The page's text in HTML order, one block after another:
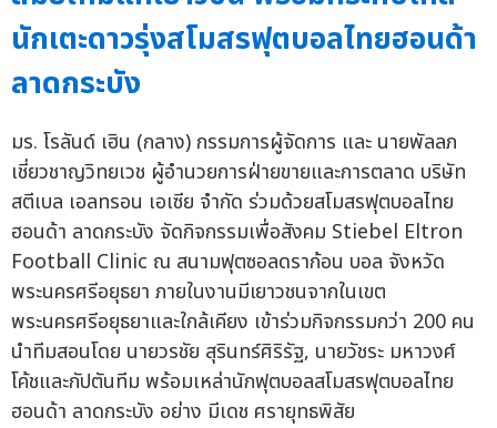
นักเตะดาวรุ่งสโมสรฟุตบอลไทยฮอนด้า
ลาดกระบัง
มร. โรลันด์ เฮิน (กลาง) กรรมการผู้จัดการ และ นายพัลลภ
เชี่ยวชาญวิทยเวช ผู้อำนวยการฝ่ายขายและการตลาด บริษัท
สตีเบล เอลทรอน เอเซีย จำกัด ร่วมด้วยสโมสรฟุตบอลไทย
ฮอนด้า ลาดกระบัง จัดกิจกรรมเพื่อสังคม Stiebel Eltron
Football Clinic ณ สนามฟุตซอลดราก้อน บอล จังหวัด
พระนครศรีอยุธยา ภายในงานมีเยาวชนจากในเขต
พระนครศรีอยุธยาและใกล้เคียง เข้าร่วมกิจกรรมกว่า 200 คน
นำทีมสอนโดย นายวรชัย สุรินทร์ศิริรัฐ, นายวัชระ มหาวงศ์
โค้ชและกัปตันทีม พร้อมเหล่านักฟุตบอลสโมสรฟุตบอลไทย
ฮอนด้า ลาดกระบัง อย่าง มีเดช ศรายุทธพิสัย